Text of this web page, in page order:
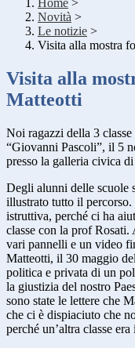
Home >
Novità >
Le notizie >
Visita alla mostra
Visita alla
Matteotti
Noi ragazzi della 3
“Giovanni Pascoli”, il 5
presso la galleria civica
Degli alunni delle scuole
illustrato tutto il percorso.
istruttiva, perché ci ha
classe con la prof
vari pannelli e un video
Matteotti, il 30 maggio
politica e privata di un
la giustizia del nostro
sono state le lettere che
che ci è dispiaciuto che
perché un’altra classe